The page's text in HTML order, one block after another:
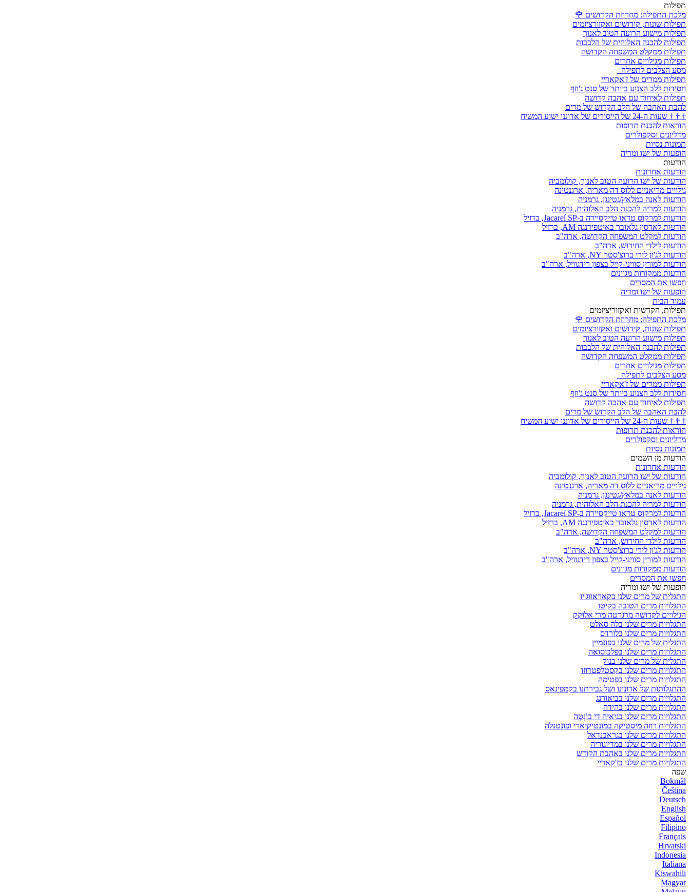
תפילות
מלכת התפילה: מחרוזת הקדושים 🌹
תפילות שונות, קידושים ואקזורציזמים
תפילות מישוע הרועה הטוב לאנוך
תפילות להכנה האלוהית של הלבבות
תפילות ממקלט המשפחה הקדושה
תפילות מגילויים אחרים
מסע הצלבים לתפילה
תפילות ממרים של ז'אקאריי
חסידות ללב הצנוע ביותר של סנט ג'וזף
תפילות לאיחוד עם אהבה קדושה
להבת האהבה של הלב הקדוש של מרים
†
†
† שעות ה-24 של הייסורים של אדוננו ישוע המשיח
הוראות להכנת תרופות
מדליונים וסקפולרים
תמונות נסיות
הופעות של ישו ומריה
הודעות
הודעות אחרונות
הודעות של ישו הרועה הטוב לאנוך, קולומביה
גילויים מריאניים ללוס דה מאריה, ארגנטינה
הודעות לאנה במלאץ/גטינגן, גרמניה
הודעות למריה להכנת הלב האלוהית, גרמניה
הודעות למרקוס טדאו טייקסיירה ב-Jacareí SP, ברזיל
הודעות לאדסון גלאובר באיטפירנגה AM, ברזיל
הודעות למקלט המשפחה הקדושה, ארה"ב
הודעות לילדי החידוש, ארה"ב
הודעות לג'ון לירי ברוצ'סטר NY, ארה"ב
הודעות למורין סוויני-קייל בצפון רידגוויל, ארה"ב
הודעות ממקורות מגוונים
חפשו את המסרים
הופעות של ישו ומריה
עמוד הבית
תפילות, הקדשות ואקזוריציזמים
מלכת התפילה: מחרוזת הקדושים 🌹
תפילות שונות, קידושים ואקזורציזמים
תפילות מישוע הרועה הטוב לאנוך
תפילות להכנה האלוהית של הלבבות
תפילות ממקלט המשפחה הקדושה
תפילות מגילויים אחרים
מסע הצלבים לתפילה
תפילות ממרים של ז'אקאריי
חסידות ללב הצנוע ביותר של סנט ג'וזף
תפילות לאיחוד עם אהבה קדושה
להבת האהבה של הלב הקדוש של מרים
†
†
† שעות ה-24 של הייסורים של אדוננו ישוע המשיח
הוראות להכנת תרופות
מדליונים וסקפולרים
תמונות נסיות
הודעות מן השמים
הודעות אחרונות
הודעות של ישו הרועה הטוב לאנוך, קולומביה
גילויים מריאניים ללוס דה מאריה, ארגנטינה
הודעות לאנה במלאץ/גטינגן, גרמניה
הודעות למריה להכנת הלב האלוהית, גרמניה
הודעות למרקוס טדאו טייקסיירה ב-Jacareí SP, ברזיל
הודעות לאדסון גלאובר באיטפירנגה AM, ברזיל
הודעות למקלט המשפחה הקדושה, ארה"ב
הודעות לילדי החידוש, ארה"ב
הודעות לג'ון לירי ברוצ'סטר NY, ארה"ב
הודעות למורין סוויני-קייל בצפון רידגוויל, ארה"ב
הודעות ממקורות מגוונים
חפשו את המסרים
הופעות של ישו ומריה
התגלית של מרים שלנו בקאראווג'יו
התגלויות מרים הטובה בקיטו
הגילויים לקדושה מרגרטה מרי אלוקק
התגלויות מרים שלנו בלה סאלט
התגלויות מרים שלנו בלורדס
התגלית של מרים שלנו בפונמיין
התגלויות מרים שלנו בפלבוסואה
התגלית של מרים שלנו בנוק
התגלויות מרים שלנו בקסטלפטרוזו
התגלויות מרים שלנו בפטימה
ההתגלותות של אדונינו ושל גבירתנו בקמפינאס
התגלויות מרים שלנו בביאורנג
התגלויות מרים שלנו בהידה
התגלויות מרים שלנו בגיאיה די בוֹנָטֶה
התגלויות רוזה מיסטיקה במונטיקיארי ופונטנלה
התגלויות מרים שלנו בגראבנדאל
התגלויות מרים שלנו במדיוגוריה
התגלויות מרים שלנו באהבת הקודש
התגלויות מרים שלנו בז'קאריי
שפה
Bokmål
Čeština
Deutsch
English
Español
Filipino
Français
Hrvatski
Indonesia
Italiana
Kiswahili
Magyar